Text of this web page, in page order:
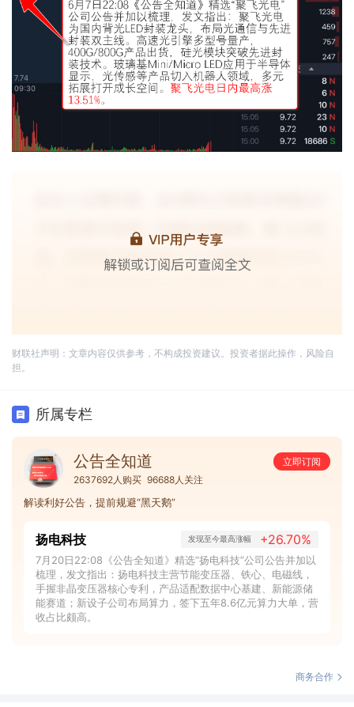
财联社声明：文章内容仅供参考，不构成投资建议。投资者据此操作，风险自
担。
所属专栏
公告全知道
立即订阅
2637692人购买 96688人关注
解读利好公告，提前规避“黑天鹅”
扬电科技 发现至今最高涨幅 +26.70%
7月20日22:08《公告全知道》精选“扬电科技”公司公告并加以
梳理，发文指出：扬电科技主营节能变压器、铁心、电磁线，
手握非晶变压器核心专利，产品适配数据中心基建、新能源储
能赛道；新设子公司布局算力，签下五年8.6亿元算力大单，营
收占比颇高。
商务合作